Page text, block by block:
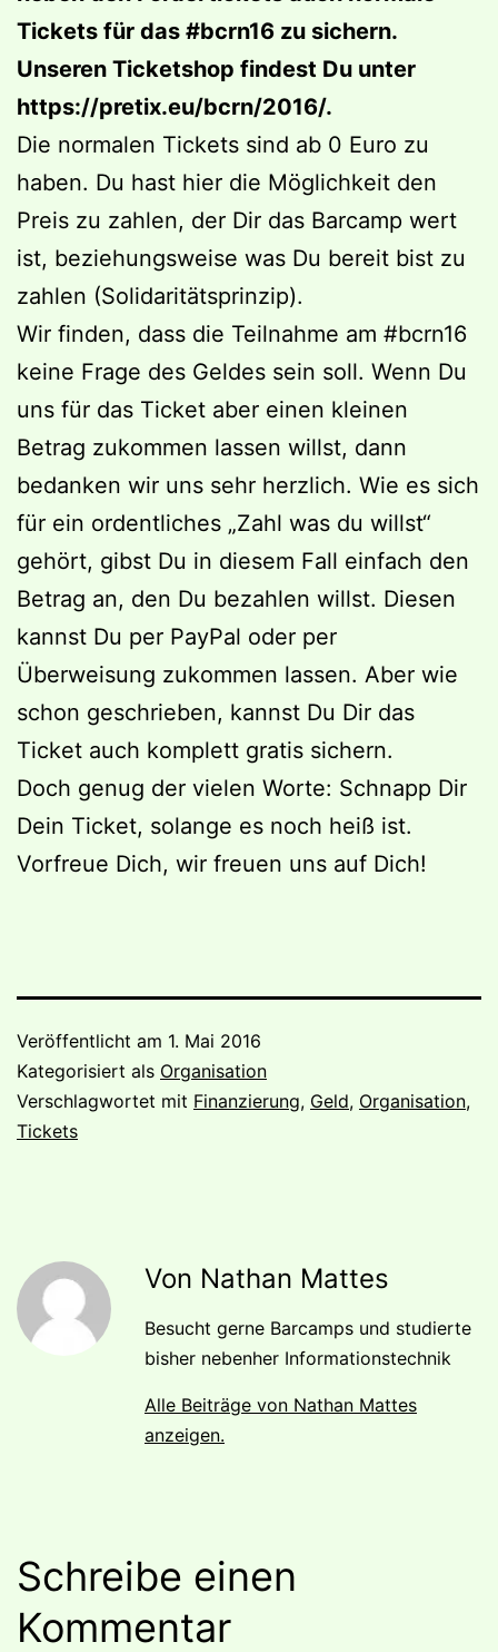
Tickets für das #bcrn16 zu sichern.
Unseren Ticketshop findest Du unter
https://pretix.eu/bcrn/2016/.
Die normalen Tickets sind ab 0 Euro zu
haben. Du hast hier die Möglichkeit den
Preis zu zahlen, der Dir das Barcamp wert
ist, beziehungsweise was Du bereit bist zu
zahlen (Solidaritätsprinzip).
Wir finden, dass die Teilnahme am #bcrn16
keine Frage des Geldes sein soll. Wenn Du
uns für das Ticket aber einen kleinen
Betrag zukommen lassen willst, dann
bedanken wir uns sehr herzlich. Wie es sich
für ein ordentliches „Zahl was du willst“
gehört, gibst Du in diesem Fall einfach den
Betrag an, den Du bezahlen willst. Diesen
kannst Du per PayPal oder per
Überweisung zukommen lassen. Aber wie
schon geschrieben, kannst Du Dir das
Ticket auch komplett gratis sichern.
Doch genug der vielen Worte: Schnapp Dir
Dein Ticket, solange es noch heiß ist.
Vorfreue Dich, wir freuen uns auf Dich!
Veröffentlicht am 1. Mai 2016
Kategorisiert als Organisation
Verschlagwortet mit Finanzierung, Geld, Organisation,
Tickets
Von Nathan Mattes
Besucht gerne Barcamps und studierte
bisher nebenher Informationstechnik
Alle Beiträge von Nathan Mattes
anzeigen.
Schreibe einen
Kommentar